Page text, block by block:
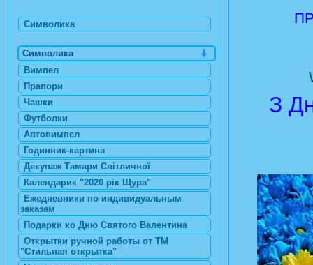
З
Символика
Символика
Вимпел
Прапори
Чашки
Футболки
Автовимпел
Годинник-картина
Декупаж Тамари Світличної
Календарик "2020 рік Щура"
Ежедневники по индивидуальным
заказам
Подарки ко Дню Святого Валентина
Открытки ручной работы от ТМ
"Стильная открытка"